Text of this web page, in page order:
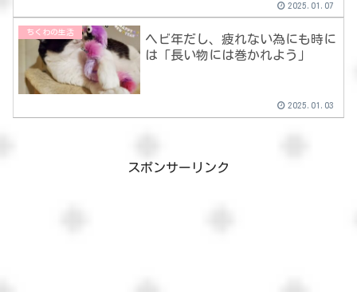
2025.01.07
ちくわの生活
ヘビ年だし、疲れない為にも時に
は「長い物には巻かれよう」
2025.01.03
スポンサーリンク